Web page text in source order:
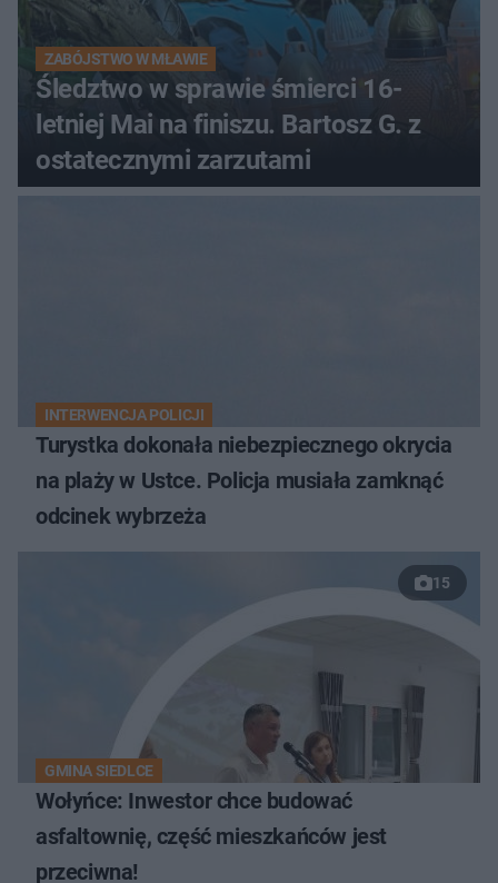
ZABÓJSTWO W MŁAWIE
Śledztwo w sprawie śmierci 16-
letniej Mai na finiszu. Bartosz G. z
ostatecznymi zarzutami
INTERWENCJA POLICJI
Turystka dokonała niebezpiecznego okrycia
na plaży w Ustce. Policja musiała zamknąć
odcinek wybrzeża
15
GMINA SIEDLCE
Wołyńce: Inwestor chce budować
asfaltownię, część mieszkańców jest
przeciwna!